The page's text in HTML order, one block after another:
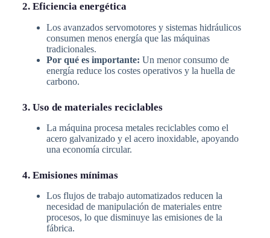
2. Eficiencia energética
Los avanzados servomotores y sistemas hidráulicos
consumen menos energía que las máquinas
tradicionales.
Por qué es importante: Un menor consumo de
energía reduce los costes operativos y la huella de
carbono.
3. Uso de materiales reciclables
La máquina procesa metales reciclables como el
acero galvanizado y el acero inoxidable, apoyando
una economía circular.
4. Emisiones mínimas
Los flujos de trabajo automatizados reducen la
necesidad de manipulación de materiales entre
procesos, lo que disminuye las emisiones de la
fábrica.